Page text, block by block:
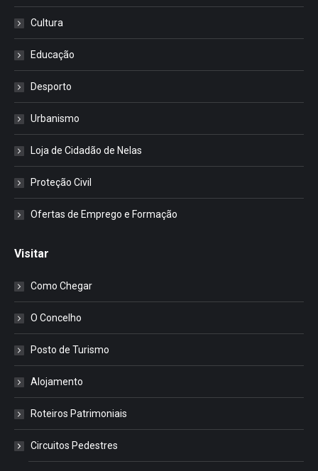
Cultura
Educação
Desporto
Urbanismo
Loja de Cidadão de Nelas
Proteção Civil
Ofertas de Emprego e Formação
Visitar
Como Chegar
O Concelho
Posto de Turismo
Alojamento
Roteiros Patrimoniais
Circuitos Pedestres